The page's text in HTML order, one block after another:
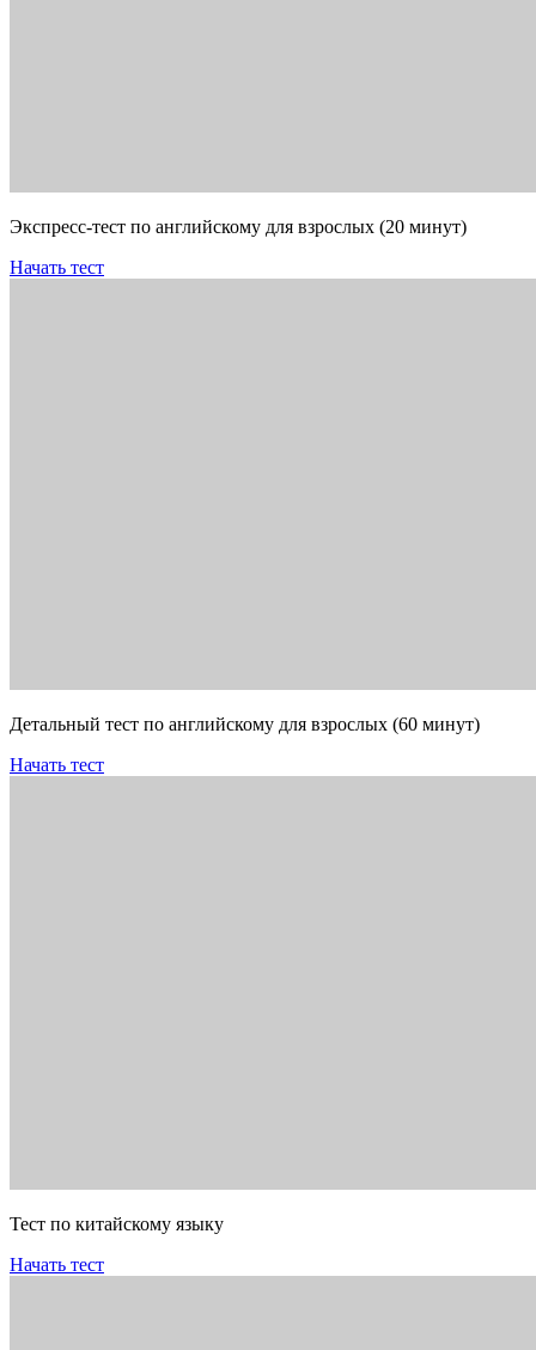
Экспресс-тест по английскому для взрослых (20 минут)
Начать тест
Детальный тест по английскому для взрослых (60 минут)
Начать тест
Тест по китайскому языку
Начать тест